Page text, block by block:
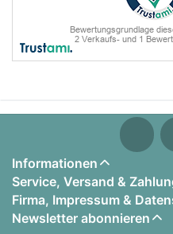
Informationen
Service, Versand &
Firma, Impressum &
Newsletter abonnieren